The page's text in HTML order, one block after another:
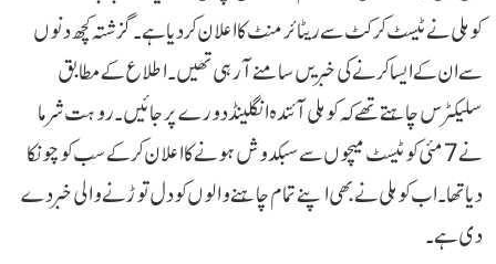
کوہلی نے ٹیسٹ کرکٹ سے ریٹائرمنٹ کا اعلان کر دیا ہے۔ گزشتہ کچھ دنوں
سے ان کے ایسا کرنے کی خبریں سامنے آ رہی تھیں۔ اطلاع کے مطابق
سلیکٹرس چاہتے تھے کہ کوہلی آئندہ انگلینڈ دورے پر جائیں۔ روہت شرما
نے 7 مئی کو ٹیسٹ میچوں سے سبکدوش ہونے کا اعلان کرکے سب کو چونکا
دیا تھا۔ اب کوہلی نے بھی اپنے تمام چاہنے والوں کو دل توڑنے والی خبر دے
دی ہے۔